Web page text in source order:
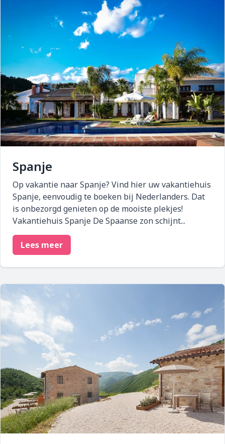
Spanje
Op vakantie naar Spanje? Vind hier uw vakantiehuis
Spanje, eenvoudig te boeken bij Nederlanders. Dat
is onbezorgd genieten op de mooiste plekjes!
Vakantiehuis Spanje De Spaanse zon schijnt...
Lees meer